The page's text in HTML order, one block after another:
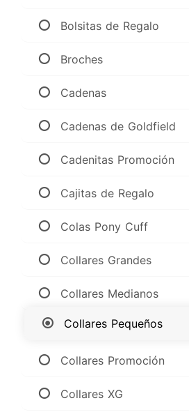
Bolsitas de Regalo
Broches
Cadenas
Cadenas de Goldfield
Cadenitas Promoción
Cajitas de Regalo
Colas Pony Cuff
Collares Grandes
Collares Medianos
Collares Pequeños
Collares Promoción
Collares XG